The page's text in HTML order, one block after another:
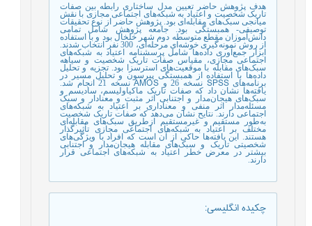
هدف پژوهش حاضر تعیین مدل ساختاری رابطه بین صفات
تاریک شخصیت و اعتیاد به شبکه‌های اجتماعی مجازی با نقش
میانجی سبک‌های مقابله‌ای بود. پژوهش حاضر از نوع تحقیقات
توصیفی‌- همبستگی بود. جامعه پژوهش شامل تمامی
دانش‌آموزان مقطع متوسطه دوم شهر خلخال بود و با استفاده
از روش نمونه‌گیری خوشه‌ای مرحله‌ای، 300 نفر انتخاب شدند.
ابزار جمع‌آوری داده‌ها شامل پرسشنامه اعتیاد به شبکه‌های
اجتماعی مجازی، مقیاس صفات تاریک شخصیت و سیاهه
سبک‌های مقابله با موقعیت‌های استرس‏زا بود. تجزیه و تحلیل
داده‌ها با استفاده از همبستگی پیرسون و تحلیل مسیر در
برنامه‌هایSPSSنسخه 26 و AMOS نسخه 21 انجام شد.
یافته‌ها نشان داد که صفات تاریک ماکیاولیسم، سادیسم و
سبک‌های هیجان‌مدار و اجتنابی اثر مثبت و معنادار و سبک
مسئله‌مدار اثر منفی و معناداری بر اعتیاد به شبکه‌های
اجتماعی دارند. نتایح نشان می‌دهد که صفات تاریک شخصیت
به‌طور مستقیم و غیرمستقیم ازطریق سبک‌های مقابله‌ای
مختلف بر اعتیاد به شبکه‌های اجتماعی مجازی تأثیرگذار
هستند. این یافته‌ها حاکی از آن است که افراد با ویژگی‌های
شخصیتی تاریک و سبک‌های مقابله هیجان‌مدار و اجتنابی
بیشتر در معرض خطر اعتیاد به شبکه‌های اجتماعی قرار
دارند.
چکیده انگلیسی: